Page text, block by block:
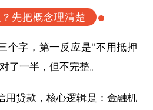
先把概念理清楚
个字，第一反应是"不用抵押
了一半，但不完整。
用贷款，核心逻辑是：金融机